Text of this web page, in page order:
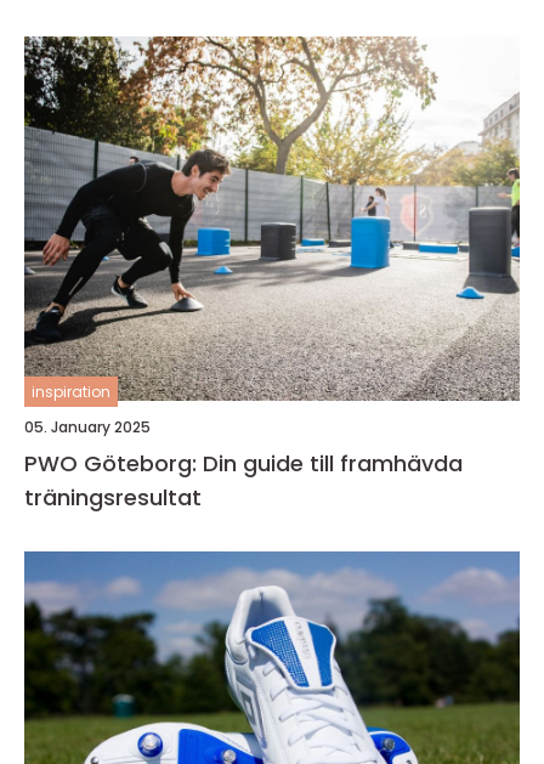
inspiration
05. January 2025
PWO Göteborg: Din guide till framhävda
träningsresultat